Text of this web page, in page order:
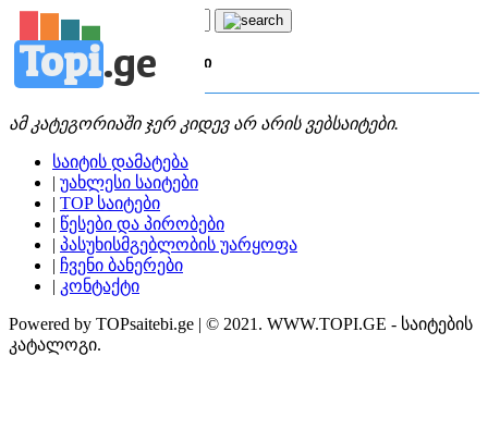
Topi.ge
კატეგორია: მენეჯმენტი
ამ კატეგორიაში ჯერ კიდევ არ არის ვებსაიტები.
საიტის დამატება
| უახლესი საიტები
| TOP საიტები
| წესები და პირობები
| პასუხისმგებლობის უარყოფა
| ჩვენი ბანერები
| კონტაქტი
Powered by TOPsaitebi.ge | © 2021. WWW.TOPI.GE - საიტების
კატალოგი.